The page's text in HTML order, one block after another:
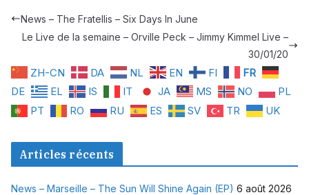
News – The Fratellis – Six Days In June
Le Live de la semaine – Orville Peck – Jimmy Kimmel Live –
30/01/20
ZH-CN DA NL EN FI
FR
DE
EL IS IT JA MS NO
PL
PT
RO RU ES SV TR UK
Articles récents
News – Marseille – The Sun Will Shine Again (EP) 6 août 2026